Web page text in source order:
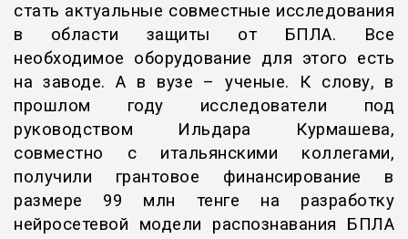
стать актуальные совместные исследования
в области защиты от БПЛА. Все
необходимое оборудование для этого есть
на заводе. А в вузе – ученые. К слову, в
прошлом году исследователи под
руководством Ильдара Курмашева,
совместно с итальянскими коллегами,
получили грантовое финансирование в
размере 99 млн тенге на разработку
нейросетевой модели распознавания БПЛА